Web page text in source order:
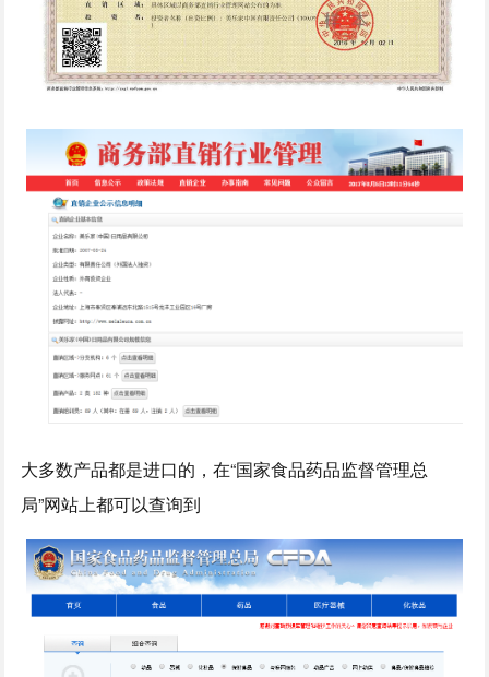
大多数产品都是进口的，在“国家食品药品监督管理总
局”网站上都可以查询到